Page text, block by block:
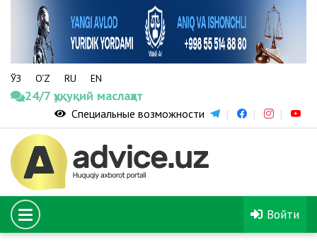
ЎЗ O‘Z RU EN
24/7 ҳуқуқий маслаҳат
Специальные возможности
Войти